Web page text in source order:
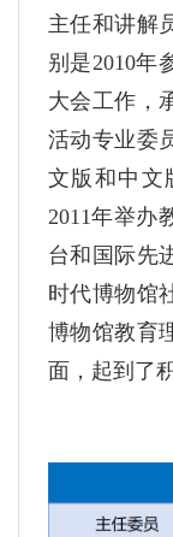
主任和讲解
别是2010年
大会工作，
活动专业委
文版和中文
2011年举办
台和国际先
时代博物馆
博物馆教育
面，起到了